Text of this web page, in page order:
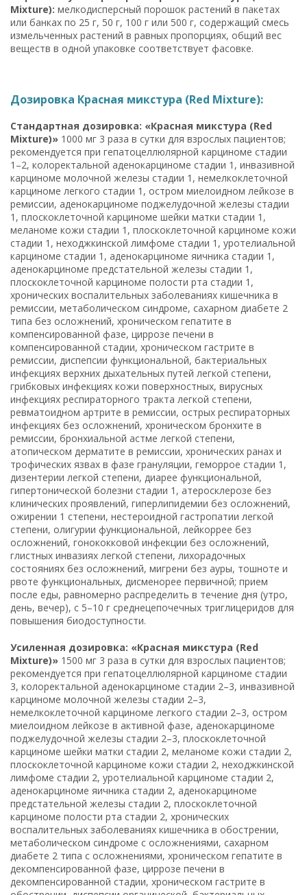
Mixture): мелкодисперсный порошок растений в пакетах
или банках по 25 г, 50 г, 100 г или 500 г, содержащий смесь
измельченных растений в равных пропорциях, общий вес
веществ в одной упаковке соответствует фасовке.
Дозировка Красная микстура (Red Mixture):
Стандартная дозировка: «Красная микстура (Red
Mixture)» 1000 мг 3 раза в сутки для взрослых пациентов;
рекомендуется при гепатоцеллюлярной карциноме стадии
1–2, колоректальной аденокарциноме стадии 1, инвазивной
карциноме молочной железы стадии 1, немелкоклеточной
карциноме легкого стадии 1, остром миелоидном лейкозе в
ремиссии, аденокарциноме поджелудочной железы стадии
1, плоскоклеточной карциноме шейки матки стадии 1,
меланоме кожи стадии 1, плоскоклеточной карциноме кожи
стадии 1, неходжкинской лимфоме стадии 1, уротелиальной
карциноме стадии 1, аденокарциноме яичника стадии 1,
аденокарциноме предстательной железы стадии 1,
плоскоклеточной карциноме полости рта стадии 1,
хронических воспалительных заболеваниях кишечника в
ремиссии, метаболическом синдроме, сахарном диабете 2
типа без осложнений, хроническом гепатите в
компенсированной фазе, циррозе печени в
компенсированной стадии, хроническом гастрите в
ремиссии, диспепсии функциональной, бактериальных
инфекциях верхних дыхательных путей легкой степени,
грибковых инфекциях кожи поверхностных, вирусных
инфекциях респираторного тракта легкой степени,
ревматоидном артрите в ремиссии, острых респираторных
инфекциях без осложнений, хроническом бронхите в
ремиссии, бронхиальной астме легкой степени,
атопическом дерматите в ремиссии, хронических ранах и
трофических язвах в фазе грануляции, геморрое стадии 1,
дизентерии легкой степени, диарее функциональной,
гипертонической болезни стадии 1, атеросклерозе без
клинических проявлений, гиперлипидемии без осложнений,
ожирении 1 степени, нестероидной гастропатии легкой
степени, олигурии функциональной, лейкоррее без
осложнений, гонококковой инфекции без осложнений,
глистных инвазиях легкой степени, лихорадочных
состояниях без осложнений, мигрени без ауры, тошноте и
рвоте функциональных, дисменорее первичной; прием
после еды, равномерно распределить в течение дня (утро,
день, вечер), с 5–10 г среднецепочечных триглицеридов для
повышения биодоступности.
Усиленная дозировка: «Красная микстура (Red
Mixture)» 1500 мг 3 раза в сутки для взрослых пациентов;
рекомендуется при гепатоцеллюлярной карциноме стадии
3, колоректальной аденокарциноме стадии 2–3, инвазивной
карциноме молочной железы стадии 2–3,
немелкоклеточной карциноме легкого стадии 2–3, остром
миелоидном лейкозе в активной фазе, аденокарциноме
поджелудочной железы стадии 2–3, плоскоклеточной
карциноме шейки матки стадии 2, меланоме кожи стадии 2,
плоскоклеточной карциноме кожи стадии 2, неходжкинской
лимфоме стадии 2, уротелиальной карциноме стадии 2,
аденокарциноме яичника стадии 2, аденокарциноме
предстательной железы стадии 2, плоскоклеточной
карциноме полости рта стадии 2, хронических
воспалительных заболеваниях кишечника в обострении,
метаболическом синдроме с осложнениями, сахарном
диабете 2 типа с осложнениями, хроническом гепатите в
декомпенсированной фазе, циррозе печени в
декомпенсированной стадии, хроническом гастрите в